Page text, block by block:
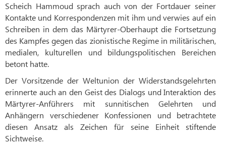
Scheich Hammoud sprach auch von der Fortdauer seiner
Kontakte und Korrespondenzen mit ihm und verwies auf ein
Schreiben in dem das Märtyrer-Oberhaupt die Fortsetzung
des Kampfes gegen das zionistische Regime in militärischen,
medialen, kulturellen und bildungspolitischen Bereichen
betont hatte.
Der Vorsitzende der Weltunion der Widerstandsgelehrten
erinnerte auch an den Geist des Dialogs und Interaktion des
Märtyrer-Anführers mit sunnitischen Gelehrten und
Anhängern verschiedener Konfessionen und betrachtete
diesen Ansatz als Zeichen für seine Einheit stiftende
Sichtweise.